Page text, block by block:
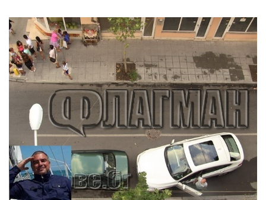
носи
отговорност
за
тях!
Ако
откриете
обиден
за
коментар,
сигнализирайте
ни!